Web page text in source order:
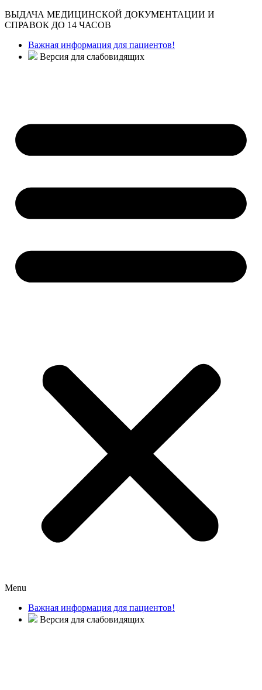
ВЫДАЧА МЕДИЦИНСКОЙ ДОКУМЕНТАЦИИ И
СПРАВОК ДО 14 ЧАСОВ
Важная информация для пациентов!
Версия для слабовидящих
Menu
Важная информация для пациентов!
Версия для слабовидящих